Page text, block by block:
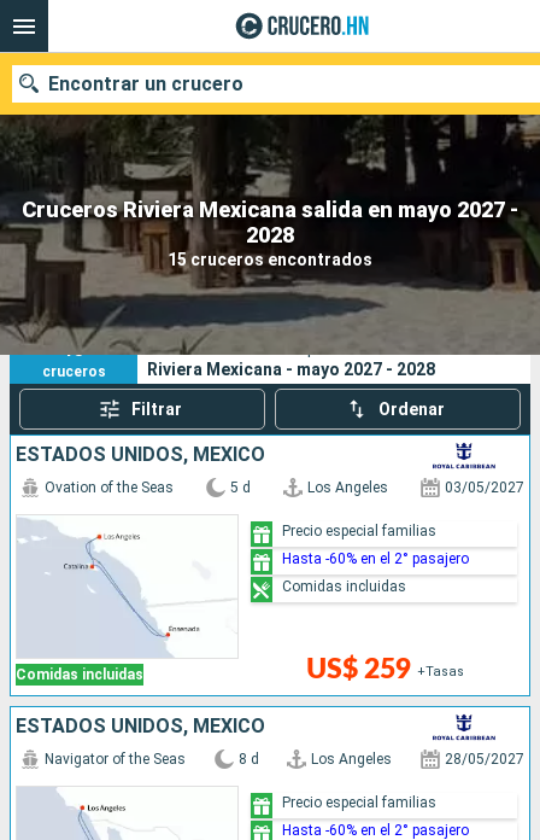
Cruceros Riviera Mexicana salida en mayo 2027 -
2028
15 cruceros encontrados
Encontrar un crucero
Nuestros destinos
Fecha de salida
Puertos
Buscar
15
cruceros
Sus criterios de búsqueda:
Riviera Mexicana - mayo 2027 - 2028
Filtrar Ordenar
ESTADOS UNIDOS, MÉXICO
Comidas incluidas
Ovation of the Seas 5 d Los Angeles 03/05/2027
US$ 259 +Tasas
Precio especial familias
Hasta -60% en el 2° pasajero
Comidas incluidas
ESTADOS UNIDOS, MÉXICO
Navigator of the Seas 8 d Los Angeles 28/05/2027
Precio especial familias
Hasta -60% en el 2° pasajero